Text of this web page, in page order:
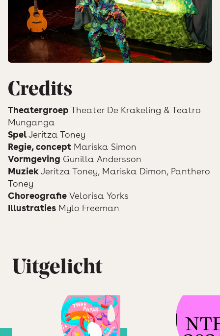
Credits
Theatergroep Theater De Krakeling & Teatro
Munganga
SpelJeritza Toney
Regie, concept Mariska Simon
Vormgeving Gunilla Andersson
MuziekJeritza Toney, Mariska Dimon, Panthero
Toney
Choreografie Velorisa Yorks
Illustraties Mylo Freeman
Uitgelicht